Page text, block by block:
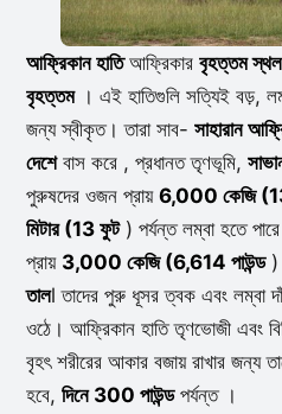
আফ্রিকান হাতিআফ্রিকার বৃহত্তম স্থল
বৃহত্তম। এই হাতিগুলি সত্যিই বড়,
জন্য স্বীকৃত। তারা সাব- সাহারান
দেশেবাস করে , প্রধানত তৃণভূমি,
পুরুষদের ওজন প্রায় 6,000 কেজি
মিটার (13 ফুট) পর্যন্ত লম্বা হতে
প্রায় 3,000 কেজি (6,614 পাউন্ড)
তালl তাদের পুরু ধূসর ত্বক এবং লম্বা
ওঠে। আফ্রিকান হাতি তৃণভোজী এবং
বৃহৎ শরীরের আকার বজায় রাখার জন্য
হবে, দিনে 300 পাউন্ডপর্যন্ত ।